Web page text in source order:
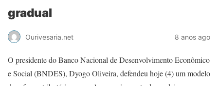
gradual
Ourivesaria.net 8 anos ago
O presidente do Banco Nacional de Desenvolvimento Econômico
e Social (BNDES), Dyogo Oliveira, defendeu hoje (4) um modelo